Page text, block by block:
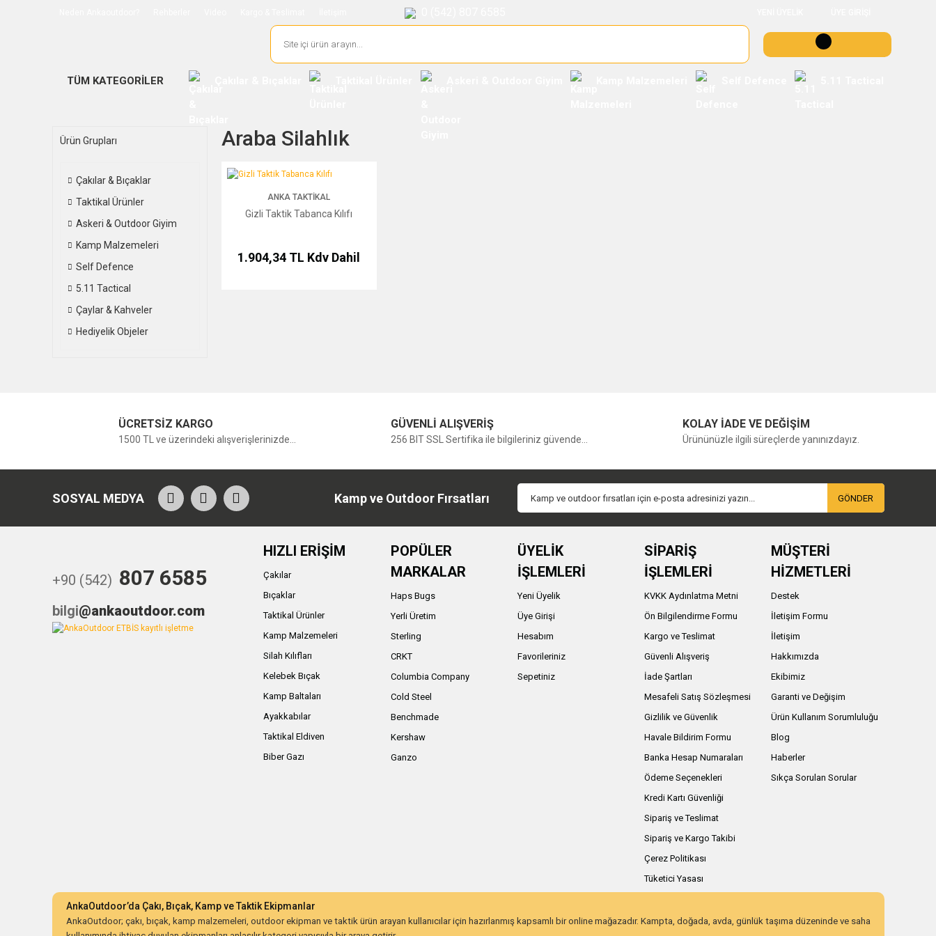
TÜM KATEGORİLER
Ürün Grupları
Çakılar & Bıçaklar
Taktikal Ürünler
Askeri & Outdoor Giyim
Kamp Malzemeleri
Self Defence
5.11 Tactical
Çaylar & Kahveler
Hediyelik Objeler
Araba Silahlık
Gizli Taktik Tabanca Kılıfı
ANKA TAKTIKAL
Gizli Taktik Tabanca Kılıfı
1.904,34 TL Kdv Dahil
ÜCRETSİZ KARGO
1500 TL ve üzerindeki alışverişlerinizde...
GÜVENLİ ALIŞVERİŞ
256 BIT SSL Sertifika ile bilgileriniz güvende...
KOLAY İADE VE DEĞİŞİM
Ürününüzle ilgili süreçlerde yanınızdayız.
SOSYAL MEDYA Kamp ve Outdoor Fırsatları GÖNDER
+90 (542) 807 6585
bilgi@ankaoutdoor.com
HIZLI ERİŞİM
Çakılar
Bıçaklar
Taktikal Ürünler
Kamp Malzemeleri
Silah Kılıfları
Kelebek Bıçak
Kamp Baltaları
Ayakkabılar
Taktikal Eldiven
Biber Gazı
POPÜLER
MARKALAR
Haps Bugs
Yerli Üretim
Sterling
CRKT
Columbia Company
Cold Steel
Benchmade
Kershaw
Ganzo
ÜYELİK
İŞLEMLERİ
Yeni Üyelik
Üye Girişi
Hesabım
Favorileriniz
Sepetiniz
SİPARİŞ
İŞLEMLERİ
KVKK Aydınlatma Metni
Ön Bilgilendirme Formu
Kargo ve Teslimat
Güvenli Alışveriş
İade Şartları
Mesafeli Satış Sözleşmesi
Gizlilik ve Güvenlik
Havale Bildirim Formu
Banka Hesap Numaraları
Ödeme Seçenekleri
Kredi Kartı Güvenliği
Sipariş ve Teslimat
Sipariş ve Kargo Takibi
Çerez Politikası
Tüketici Yasası
MÜŞTERİ
HİZMETLERİ
Destek
İletişim Formu
İletişim
Hakkımızda
Ekibimiz
Garanti ve Değişim
Ürün Kullanım Sorumluluğu
Blog
Haberler
Sıkça Sorulan Sorular
AnkaOutdoor’da Çakı, Bıçak, Kamp ve Taktik Ekipmanlar
AnkaOutdoor; çakı, bıçak, kamp malzemeleri, outdoor ekipman ve taktik ürün arayan kullanıcılar için hazırlanmış kapsamlı bir online mağazadır. Kampta, doğada, avda, günlük taşıma düzeninde ve saha